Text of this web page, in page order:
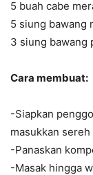
5 buah cabe
5 siung bawang
3 siung bawang
Cara membuat:
-Siapkan
masukkan
-Panaskan
-Masak hingga